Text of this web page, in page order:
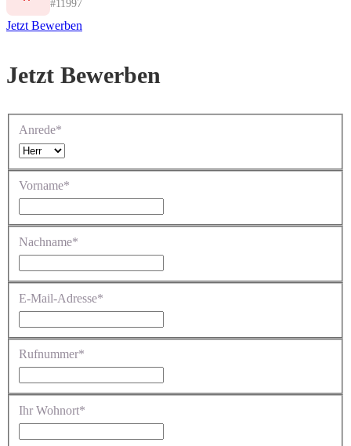
#11997
Jetzt Bewerben
Jetzt Bewerben
Anrede*
Vorname*
Nachname*
E-Mail-Adresse*
Rufnummer*
Ihr Wohnort*